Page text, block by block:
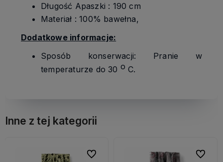
Długość Apaszki : 190 cm
Materiał : 100% bawełna,
Dodatkowe informacje:
Sposób konserwacji: Pranie w
temperaturze do 30 o C.
Inne z tej kategorii
Do ulubionych
Do ulubionych Do
Do